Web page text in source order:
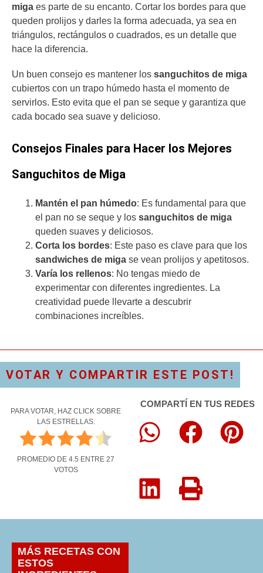
miga es parte de su encanto. Cortar los bordes para que
queden prolijos y darles la forma adecuada, ya sea en
triángulos, rectángulos o cuadrados, es un detalle que
hace la diferencia.
Un buen consejo es mantener los sanguchitos de miga
cubiertos con un trapo húmedo hasta el momento de
servirlos. Esto evita que el pan se seque y garantiza que
cada bocado sea suave y delicioso.
Consejos Finales para Hacer los Mejores
Sanguchitos de Miga
Mantén el pan húmedo: Es fundamental para que
el pan no se seque y los sanguchitos de miga
queden suaves y deliciosos.
Corta los bordes: Este paso es clave para que los
sandwiches de miga se vean prolijos y apetitosos.
Varía los rellenos: No tengas miedo de
experimentar con diferentes ingredientes. La
creatividad puede llevarte a descubrir
combinaciones increíbles.
VOTAR Y COMPARTIR ESTE POST!
PARA VOTAR, HAZ CLICK SOBRE
LAS ESTRELLAS.
PROMEDIO DE 4.5 ENTRE 27
VOTOS
COMPARTÍ EN TUS REDES
MÁS RECETAS CON
ESTOS